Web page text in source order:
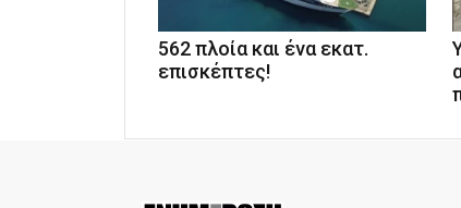
562 πλοία και ένα εκατ.
επισκέπτες!